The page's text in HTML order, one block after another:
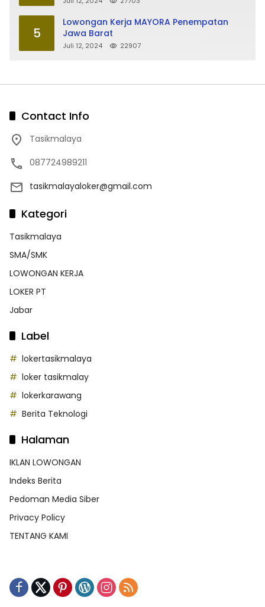
5
Lowongan Kerja MAYORA Penempatan
Jawa Barat
Juli 12, 2024 22907
Contact Info
Tasikmalaya
087724989211
tasikmalayaloker@gmail.com
Kategori
Tasikmalaya
SMA/SMK
LOWONGAN KERJA
LOKER PT
Jabar
Label
lokertasikmalaya
loker tasikmalay
lokerkarawang
Berita Teknologi
Halaman
IKLAN LOWONGAN
Indeks Berita
Pedoman Media Siber
Privacy Policy
TENTANG KAMI